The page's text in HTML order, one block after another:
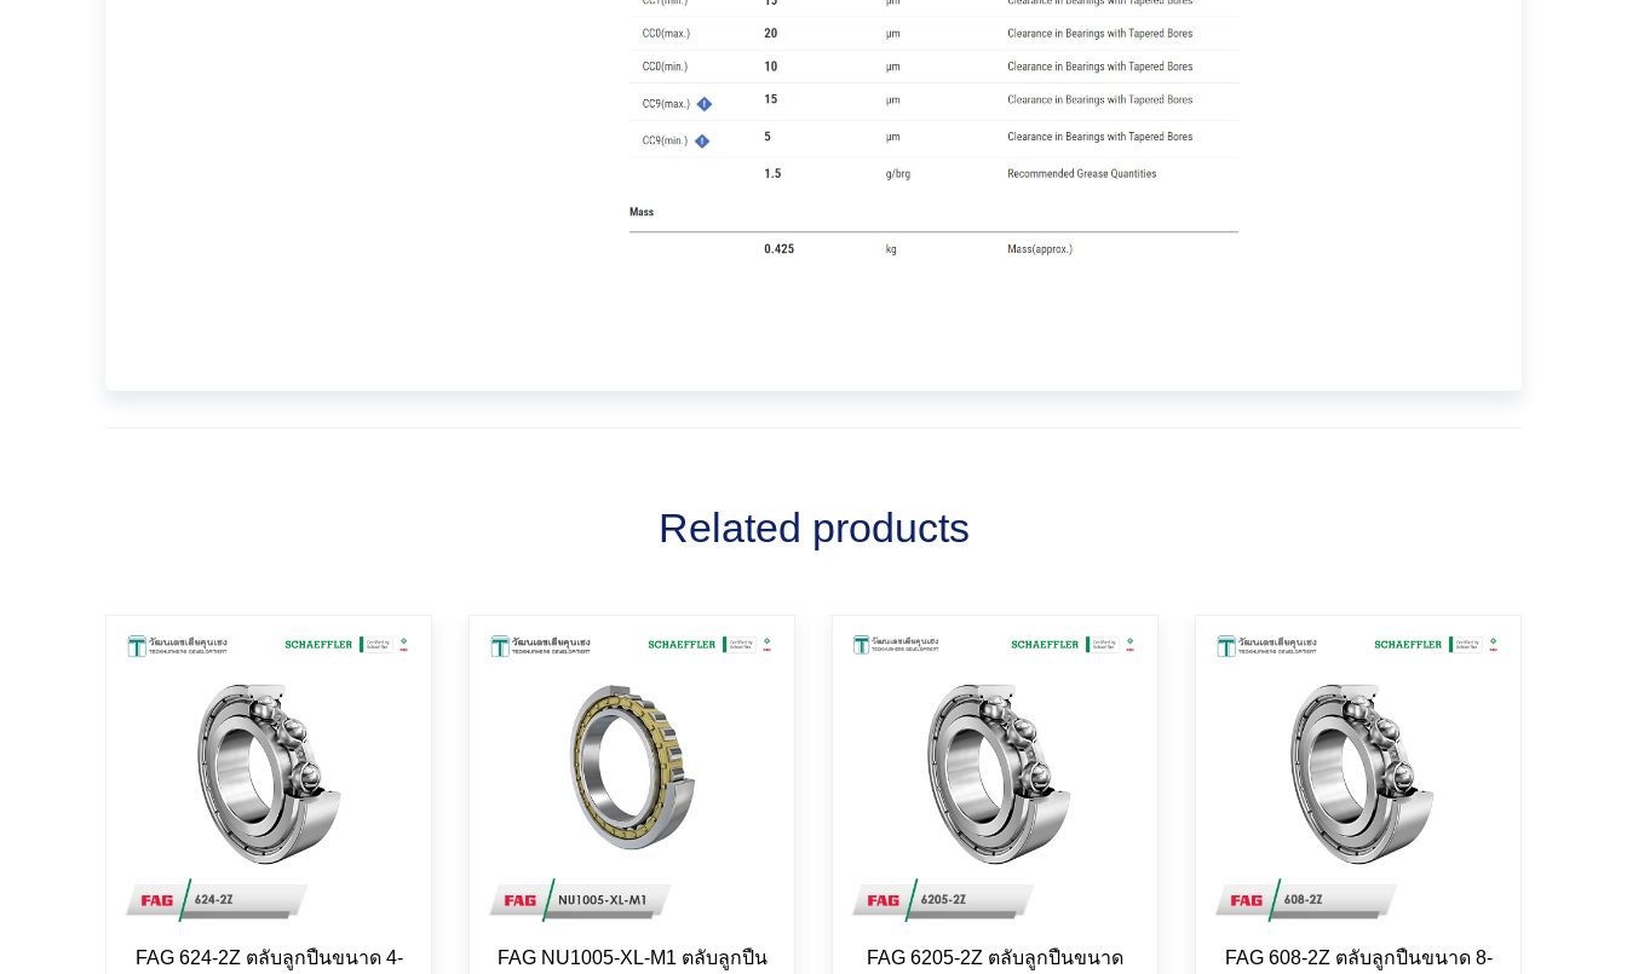
Related products
FAG 624-2Z ตลับลูกปืนขนาด 4-
FAG NU1005-XL-M1 ตลับลูกปืน
FAG 6205-2Z ตลับลูกปืนขนาด
FAG 608-2Z ตลับลูกปืนขนาด 8-